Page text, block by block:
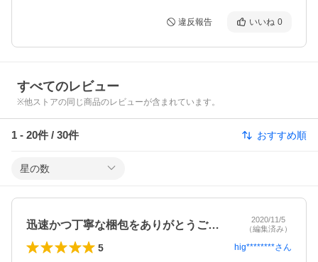
違反報告 いいね 0
すべてのレビュー
※他ストアの同じ商品のレビューが含まれています。
1 - 20件 / 30件 おすすめ順
星の数
迅速かつ丁寧な梱包をありがとうございま…
2020/11/5
（編集済み）
5 hig********さん